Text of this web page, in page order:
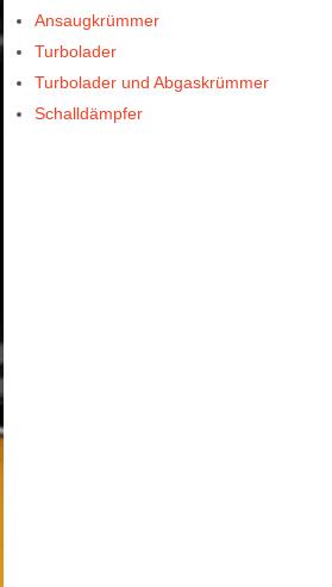
Ansaugkrümmer
Turbolader
Turbolader und Abgaskrümmer
Schalldämpfer